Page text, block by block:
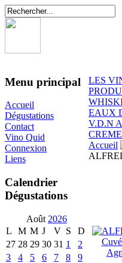
Menu principal
Accueil
Dégustations
Contact
Vino Quid
Connexion
Liens
Calendrier
Dégustations
Août 2026
L
M M J V S
D
27 28 29 30 31 1
2
3
4 5 6 7 8
9
LES
EAUX
V.D.N
Accueil